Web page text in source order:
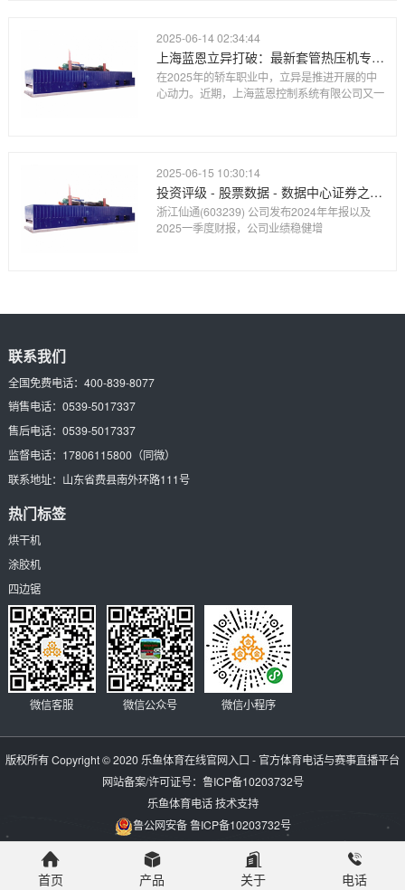
2025-06-14 02:34:44
上海蓝恩立异打破：最新套管热压机专利助力轿车制作业
在2025年的轿车职业中，立异是推进开展的中
心动力。近期，上海蓝恩控制系统有限公司又一
2025-06-15 10:30:14
投资评级 - 股票数据 - 数据中心证券之星-提炼精华 解开财富密码
浙江仙通(603239) 公司发布2024年年报以及
2025一季度财报，公司业绩稳健增
联系我们
全国免费电话： 400-839-8077
销售电话： 0539-5017337
售后电话： 0539-5017337
监督电话： 17806115800（同微）
联系地址： 山东省费县南外环路111号
热门标签
烘干机
涂胶机
四边锯
微信客服 微信公众号 微信小程序
版权所有 Copyright © 2020乐鱼体育在线官网入口 - 官方体育电话与赛事直播平台
网站备案/许可证号： 鲁ICP备10203732号
乐鱼体育电话技术支持
鲁公网安备 鲁ICP备10203732号
首页 产品 关于 电话